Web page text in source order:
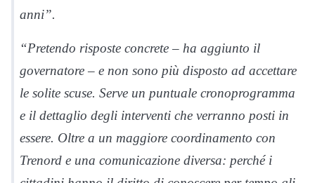
anni”.
“Pretendo risposte concrete – ha aggiunto il
governatore – e non sono più disposto ad accettare
le solite scuse. Serve un puntuale cronoprogramma
e il dettaglio degli interventi che verranno posti in
essere. Oltre a un maggiore coordinamento con
Trenord e una comunicazione diversa: perché i